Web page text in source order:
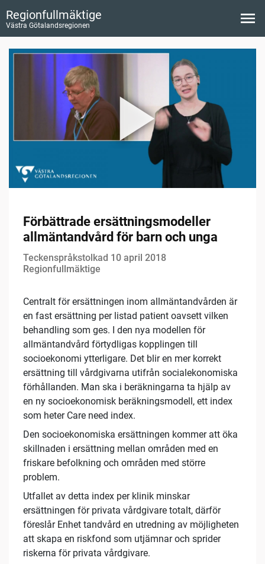
Regionfullmäktige
Västra Götalandsregionen
Förbättrade ersättningsmodeller
allmäntandvård för barn och unga
Teckenspråkstolkad 10 april 2018
Regionfullmäktige
Centralt för ersättningen inom allmäntandvården är
en fast ersättning per listad patient oavsett vilken
behandling som ges. I den nya modellen för
allmäntandvård förtydligas kopplingen till
socioekonomi ytterligare. Det blir en mer korrekt
ersättning till vårdgivarna utifrån socialekonomiska
förhållanden. Man ska i beräkningarna ta hjälp av
en ny socioekonomisk beräkningsmodell, ett index
som heter Care need index.
Den socioekonomiska ersättningen kommer att öka
skillnaden i ersättning mellan områden med en
friskare befolkning och områden med större
problem.
Utfallet av detta index per klinik minskar
ersättningen för privata vårdgivare totalt, därför
föreslår Enhet tandvård en utredning av möjligheten
att skapa en riskfond som utjämnar och sprider
riskerna för privata vårdgivare.